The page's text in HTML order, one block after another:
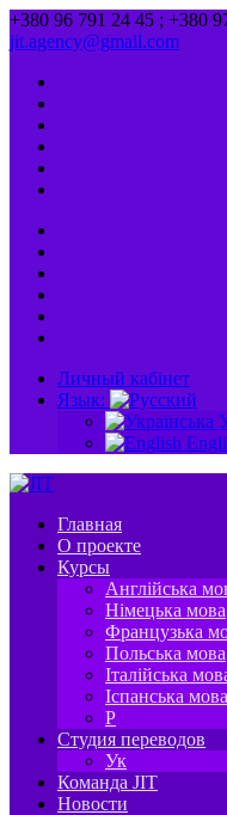
+380 96 791 24 45 ; +380
jit.agency@gmail.com
Личный кабінет
Язык:
Главная
О проекте
Курсы
Англійська
Німецька мова
Французька
Польська мова
Італійська
Іспанська мова
P
Студия переводов
Ук
Команда JIT
Новости